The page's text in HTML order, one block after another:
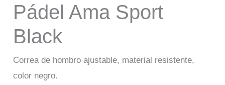
Pádel Ama Sport
Black
Correa de hombro ajustable, material resistente,
color negro.